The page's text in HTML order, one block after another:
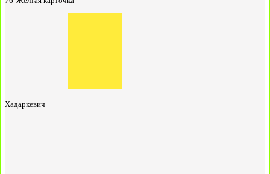
Хадаркевич